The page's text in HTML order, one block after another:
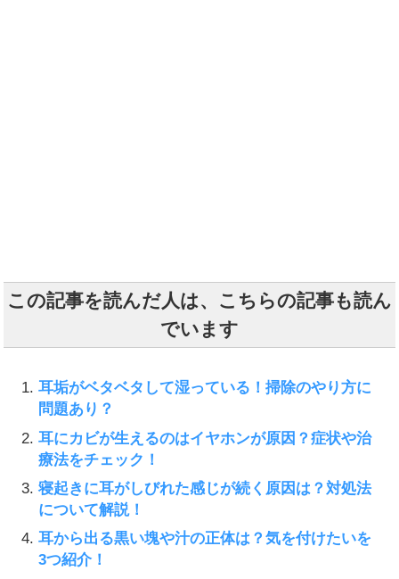
この記事を読んだ人は、こちらの記事も読ん
でいます
耳垢がベタベタして湿っている！掃除のやり方に
問題あり？
耳にカビが生えるのはイヤホンが原因？症状や治
療法をチェック！
寝起きに耳がしびれた感じが続く原因は？対処法
について解説！
耳から出る黒い塊や汁の正体は？気を付けたいを
3つ紹介！